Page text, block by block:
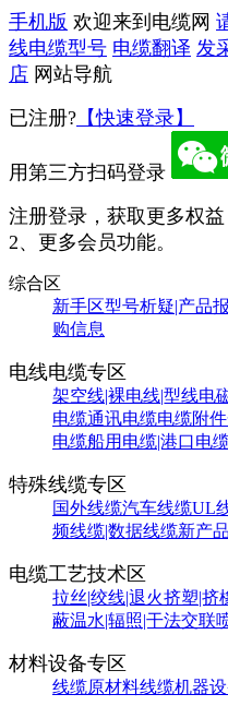
手机版 欢迎来到电缆网
线电缆型号 电缆翻译 发
店 网站导航
已注册? 【快速登录】
用第三方扫码登录
注册登录，获取更多权益
2、更多会员功能。
综合区
新手区型号析疑|产品
购信息
电线电缆专区
架空线|裸电线|型线电
电缆通讯电缆电缆附件
电缆船用电缆|港口电
特殊线缆专区
国外线缆汽车线缆UL
频线缆|数据线缆新产
电缆工艺技术区
拉丝|绞线|退火挤塑|挤
蔽温水|辐照|干法交联
材料设备专区
线缆原材料线缆机器